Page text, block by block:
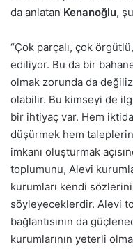
da anlatan Kenanoğlu,
“Çok parçalı, çok
ediliyor. Bu da bir
olmak zorunda da
olabilir. Bu kimseyi de
bir ihtiyaç var. Hem
düşürmek hem
imkanı oluşturmak
toplumunu, Alevi
kurumları kendi
söyleyeceklerdir. Alevi
bağlantısının da
kurumlarının yeterli